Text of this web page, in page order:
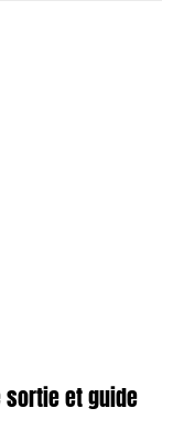
sortie et guide